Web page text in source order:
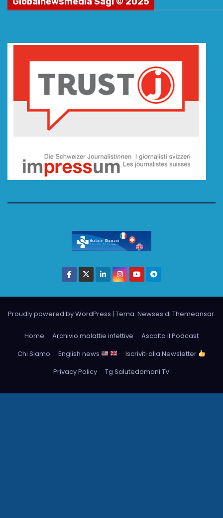
Proudly powered by WordPress | Tema: Newses di Themeansar.
Home Archivio malattie infettive
Ascolta il Podcast
Chi Siamo
English news
Iscriviti alla Newsletter
Privacy Policy
Tg Salutedomani TV